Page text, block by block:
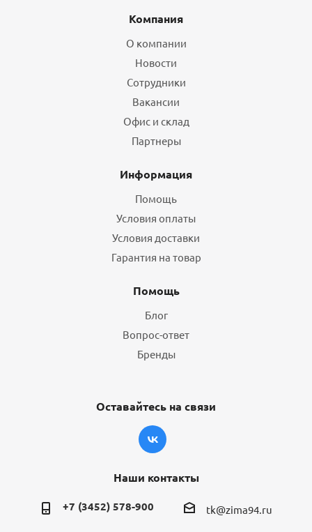
Компания
О компании
Новости
Сотрудники
Вакансии
Офис и склад
Партнеры
Информация
Помощь
Условия оплаты
Условия доставки
Гарантия на товар
Помощь
Блог
Вопрос-ответ
Бренды
Оставайтесь на связи
Наши контакты
+7 (3452) 578-900 tk@zima94.ru